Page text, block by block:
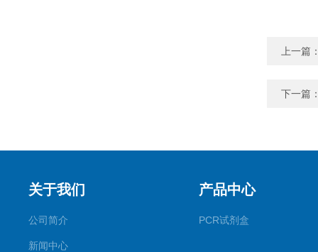
上一篇
下一篇
关于我们
公司简介
新闻中心
产品中心
PCR试剂盒